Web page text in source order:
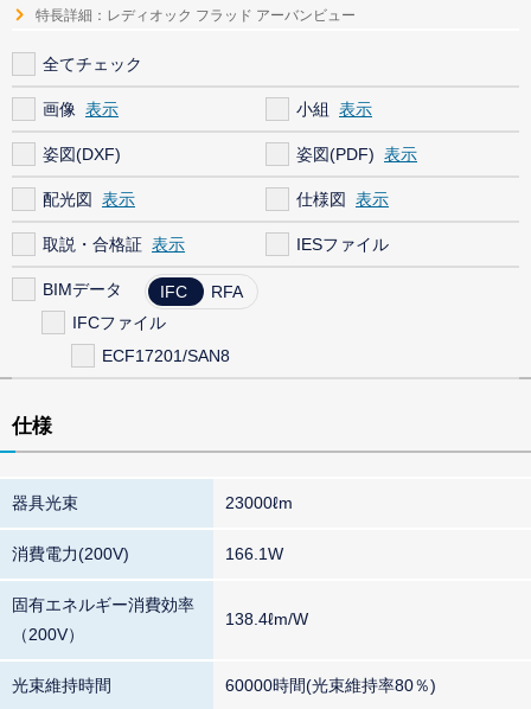
特長詳細：レディオック フラッド アーバンビュー
全てチェック
画像 小組
姿図(DXF) 姿図(PDF)
配光図 仕様図
取説・合格証 IESファイル
BIMデータ IFC
RFA
IFCファイル
ECF17201/SAN8
仕様
器具光束 23000ℓm
消費電力(200V) 166.1W
固有エネルギー消費効率
（200V）
138.4ℓm/W
光束維持時間 60000時間(光束維持率80％)